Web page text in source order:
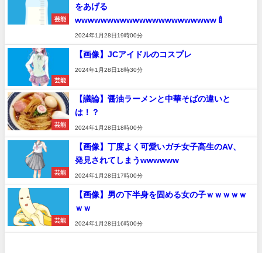
芸能
をあげる
wwwwwwwwwwwwwwwwwwwwww🍼
2024年1月28日19時00分
芸能
【画像】JCアイドルのコスプレ
2024年1月28日18時30分
芸能
【議論】醤油ラーメンと中華そばの違いと
は！？
2024年1月28日18時00分
芸能
【画像】丁度よく可愛いガチ女子高生のAV、
発見されてしまうwwwwww
2024年1月28日17時00分
芸能
【画像】男の下半身を固める女の子ｗｗｗｗｗ
ｗｗ
2024年1月28日16時00分